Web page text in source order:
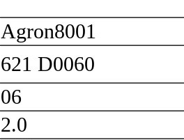
Agron8001
621 D0060
06
2.0